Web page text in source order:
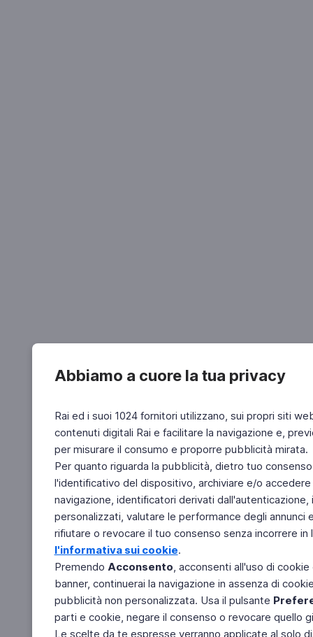
Abbiamo a cuore la tua privacy
Rai ed i suoi 1024 fornitori utilizzano, sui propri siti
contenuti digitali Rai e facilitare la navigazione e,
per misurare il consumo e proporre pubblicità mirata.
Per quanto riguarda la pubblicità, dietro tuo
l'identificativo del dispositivo, archiviare e/o
navigazione, identificatori derivati
personalizzati, valutare le performance degli
rifiutare o revocare il tuo consenso senza incorrere
l'informativa sui cookie.
Premendo Acconsento, acconsenti all'uso di
banner, continuerai la navigazione in assenza di
pubblicità non personalizzata. Usa il pulsante
parti e cookie, negare il consenso o revocare quello
Le scelte da te espresse verranno applicate al solo